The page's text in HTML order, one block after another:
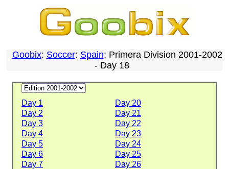
Goobix: Soccer: Spain: Primera Division 2001-2002
- Day 18
Day 1
Day 20
Day 2
Day 21
Day 3
Day 22
Day 4
Day 23
Day 5
Day 24
Day 6
Day 25
Day 7
Day 26